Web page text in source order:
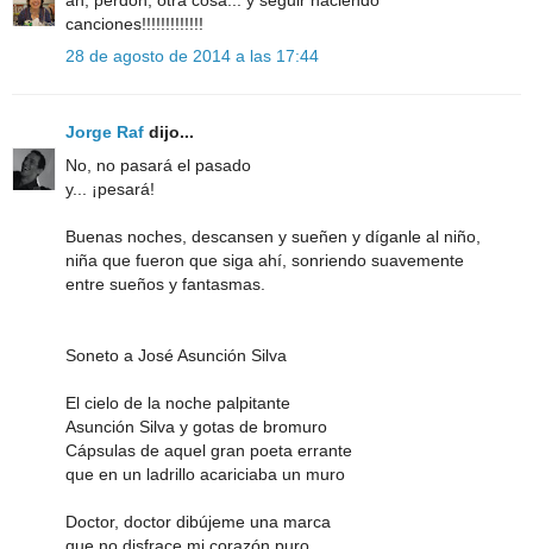
canciones!!!!!!!!!!!!!
28 de agosto de 2014 a las 17:44
Jorge Raf dijo...
No, no pasará el pasado
y... ¡pesará!
Buenas noches, descansen y sueñen y díganle al niño,
niña que fueron que siga ahí, sonriendo suavemente
entre sueños y fantasmas.
Soneto a José Asunción Silva
El cielo de la noche palpitante
Asunción Silva y gotas de bromuro
Cápsulas de aquel gran poeta errante
que en un ladrillo acariciaba un muro
Doctor, doctor dibújeme una marca
que no disfrace mi corazón puro